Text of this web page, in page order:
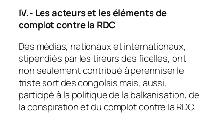
IV.- Les acteurs et les éléments de
complot contre la RDC
Des médias, nationaux et internationaux,
stipendiés par les tireurs des ficelles, ont
non seulement contribué à perenniser le
triste sort des congolais mais, aussi,
participé à la politique de la balkanisation, de
la conspiration et du complot contre la RDC.